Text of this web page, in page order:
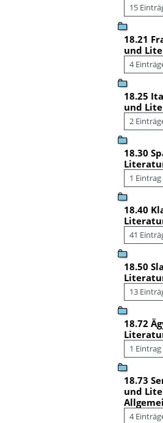
15
18.21
und
4
18.25
und
2
18.30
1 Eintrag
18.40
41
18.50
13
18.72
1 Eintrag
18.73
und
4